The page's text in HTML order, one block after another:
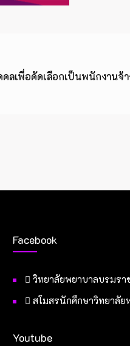
ลเพื่อคัดเลือกเป็นพนักงานจ้
Facebook
วิทยาลัยพยาบาลบรมร
สโมสรนักศึกษาวิทยาลั
Youtube